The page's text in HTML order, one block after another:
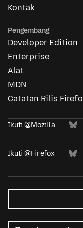
Kontak
Pengembang
Developer Edition
Enterprise
Alat
MDN
Catatan Rilis
Ikuti @Mozilla
Ikuti @Firefox
bahasa
Bahasa